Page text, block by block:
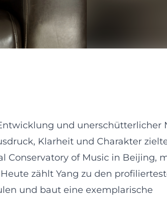
und unerschütterlicher
Klarheit und Charakter
Conservatory of Music in Beijing,
zählt Yang zu den
und baut eine exemplarische